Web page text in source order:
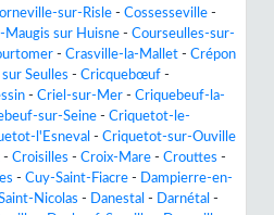
sur-Risle - Cossesseville -
Maugis sur Huisne - Courseulles-sur-
- Crasville-la-Mallet - Crépon
Seulles - Cricquebœuf -
- Criel-sur-Mer - Criquebeuf-la-
sur-Seine - Criquetot-le-
l'Esneval - Criquetot-sur-Ouville
- Croisilles - Croix-Mare - Crouttes -
- Cuy-Saint-Fiacre -
Dampierre-en-
Nicolas - Danestal - Darnétal -